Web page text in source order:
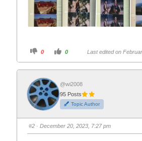
C
i
f
o
r
t
h
u
m
d
o
0
C
i
o
r
t
h
u
m
u
p
0 Last edited on
@wi2008
95 Posts
Topic Author
#2 · December 20, 2023, 7:27 pm